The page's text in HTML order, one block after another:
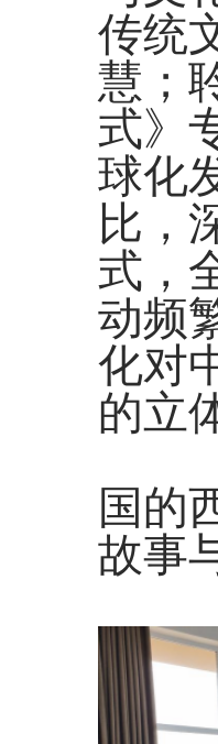
传统
慧；
式》
球化
比，
式，
动频
化对
的立
国的
故事